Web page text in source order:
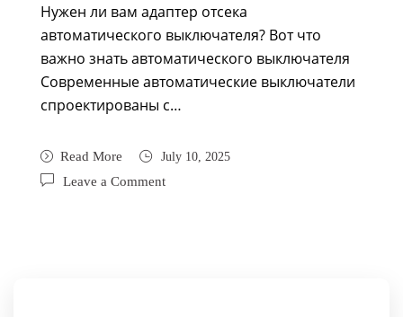
Нужен ли вам адаптер отсека
автоматического выключателя? Вот что
важно знать автоматического выключателя
Современные автоматические выключатели
спроектированы с…
Read More July 10, 2025
Leave a Comment